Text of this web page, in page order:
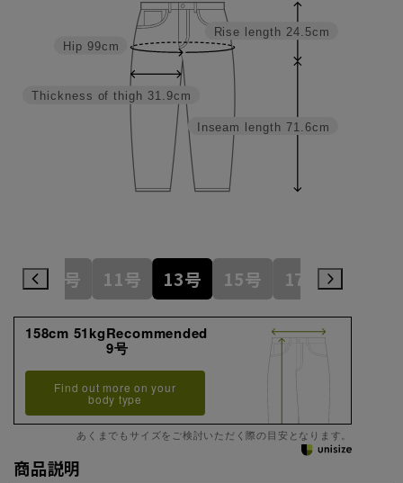
Inseam length 71.6cm
Rise length 24.5cm
Thickness of thigh 31.9cm
Hip 99cm
7号 9号 11号 13号 15号 17号
158cm 51kgRecommended
9号
Find out more on your
body type
あくまでもサイズをご検討いただく際の目安となります。
商品説明